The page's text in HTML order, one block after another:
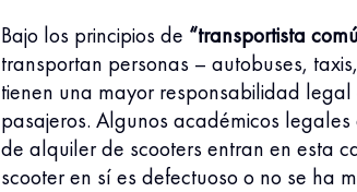
Bajo los principios de “transportista
transportan personas – autobuses,
tienen una mayor responsabilidad
pasajeros. Algunos académicos
de alquiler de scooters entran en esta
scooter en sí es defectuoso o no se ha